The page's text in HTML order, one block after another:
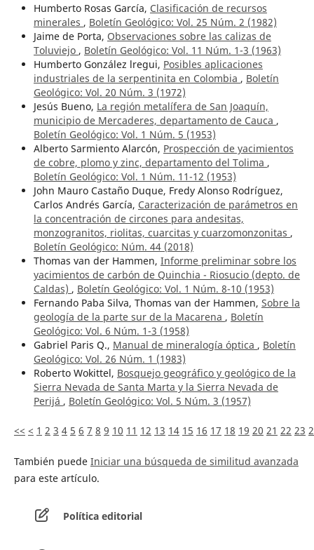
Humberto Rosas García, Clasificación de recursos
minerales , Boletín Geológico: Vol. 25 Núm. 2 (1982)
Jaime de Porta, Observaciones sobre las calizas de
Toluviejo , Boletín Geológico: Vol. 11 Núm. 1-3 (1963)
Humberto González lregui, Posibles aplicaciones
industriales de la serpentinita en Colombia , Boletín
Geológico: Vol. 20 Núm. 3 (1972)
Jesús Bueno, La región metalífera de San Joaquín,
municipio de Mercaderes, departamento de Cauca ,
Boletín Geológico: Vol. 1 Núm. 5 (1953)
Alberto Sarmiento Alarcón, Prospección de yacimientos
de cobre, plomo y zinc, departamento del Tolima ,
Boletín Geológico: Vol. 1 Núm. 11-12 (1953)
John Mauro Castaño Duque, Fredy Alonso Rodríguez,
Carlos Andrés García, Caracterización de parámetros en
la concentración de circones para andesitas,
monzogranitos, riolitas, cuarcitas y cuarzomonzonitas ,
Boletín Geológico: Núm. 44 (2018)
Thomas van der Hammen, Informe preliminar sobre los
yacimientos de carbón de Quinchia - Riosucio (depto. de
Caldas) , Boletín Geológico: Vol. 1 Núm. 8-10 (1953)
Fernando Paba Silva, Thomas van der Hammen, Sobre la
geología de la parte sur de la Macarena , Boletín
Geológico: Vol. 6 Núm. 1-3 (1958)
Gabriel Paris Q., Manual de mineralogía óptica , Boletín
Geológico: Vol. 26 Núm. 1 (1983)
Roberto Wokittel, Bosquejo geográfico y geológico de la
Sierra Nevada de Santa Marta y la Sierra Nevada de
Perijá , Boletín Geológico: Vol. 5 Núm. 3 (1957)
<< < 1 2 3 4 5 6 7 8 9 10 11 12 13 14 15 16 17 18 19 20 21 22 23
También puede Iniciar una búsqueda de similitud avanzada
para este artículo.
Política editorial